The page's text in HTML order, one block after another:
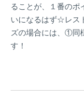
ることが、１番のポ
いになるはず☆レス
ズの場合には、①同
す！